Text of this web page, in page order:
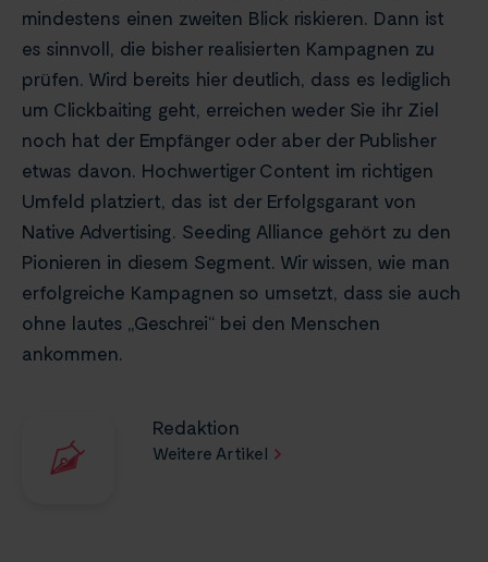
mindestens einen zweiten Blick riskieren. Dann ist
es sinnvoll, die bisher realisierten Kampagnen zu
prüfen. Wird bereits hier deutlich, dass es lediglich
um Clickbaiting geht, erreichen weder Sie ihr Ziel
noch hat der Empfänger oder aber der Publisher
etwas davon. Hochwertiger Content im richtigen
Umfeld platziert, das ist der Erfolgsgarant von
Native Advertising. Seeding Alliance gehört zu den
Pionieren in diesem Segment. Wir wissen, wie man
erfolgreiche Kampagnen so umsetzt, dass sie auch
ohne lautes „Geschrei“ bei den Menschen
ankommen.
Redaktion
Weitere Artikel